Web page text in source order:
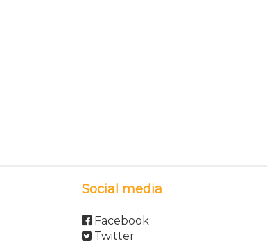
Social media
Facebook
Twitter